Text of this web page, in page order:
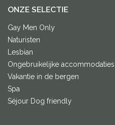
ONZE SELECTIE
Gay Men Only
Naturisten
Lesbian
Ongebruikelijke accommodaties
Vakantie in de bergen
Spa
Séjour Dog friendly